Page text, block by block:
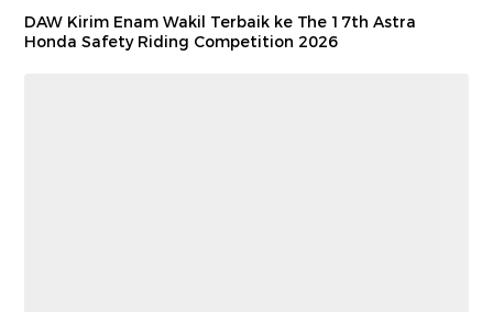
DAW Kirim Enam Wakil Terbaik ke The 17th Astra
Honda Safety Riding Competition 2026